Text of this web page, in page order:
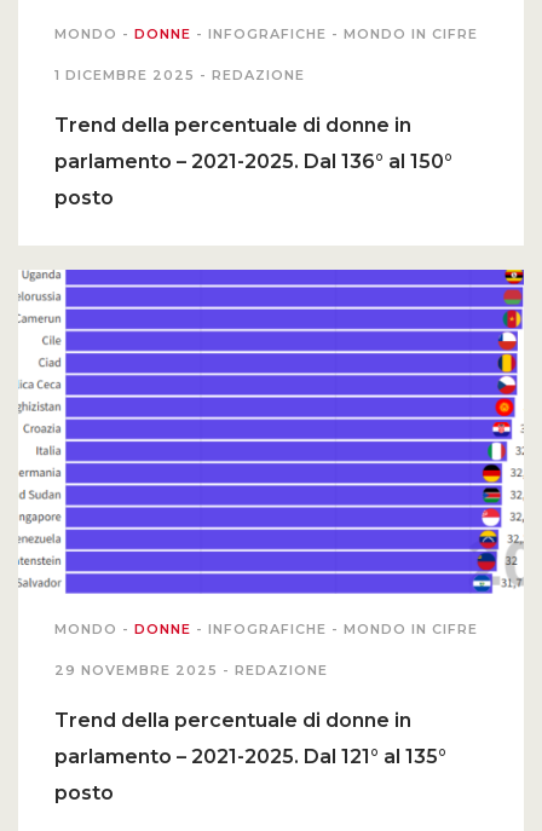
PODCAST EVENTI
MONDO - DONNE - INFOGRAFICHE - MONDO IN CIFRE
1 DICEMBRE 2025 - REDAZIONE
Trend della percentuale di donne in
parlamento – 2021-2025. Dal 136° al 150°
posto
MONDO - DONNE - INFOGRAFICHE - MONDO IN CIFRE
29 NOVEMBRE 2025 - REDAZIONE
Trend della percentuale di donne in
parlamento – 2021-2025. Dal 121° al 135°
posto